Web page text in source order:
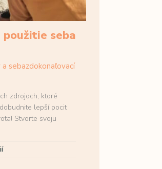
použitie seba
sebazdokonaľovací
zdrojoch, ktoré
lepší pocit
Stvorte svoju